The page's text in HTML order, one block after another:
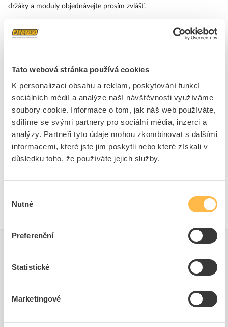
Tato webová stránka používá cookies
K personalizaci obsahu a reklam, poskytování funkcí
sociálních médií a analýze naší návštěvnosti využíváme
soubory cookie. Informace o tom, jak náš web používáte,
sdílíme se svými partnery pro sociální média, inzerci a
analýzy. Partneři tyto údaje mohou zkombinovat s dalšími
informacemi, které jste jim poskytli nebo které získali v
důsledku toho, že používáte jejich služby.
souhlasu
Nutné
Preferenční
Statistické
Marketingové
držáky a moduly objednávejte prosím zvlášť.
Značka
Konstrukční typ objektivu
Kulatý
40 mm
Průměr otvoru
Šířka otvoru
40 mm
Výška otvoru
67.1 mm
Druh ochrany ( NEMA)
13
Související produkty